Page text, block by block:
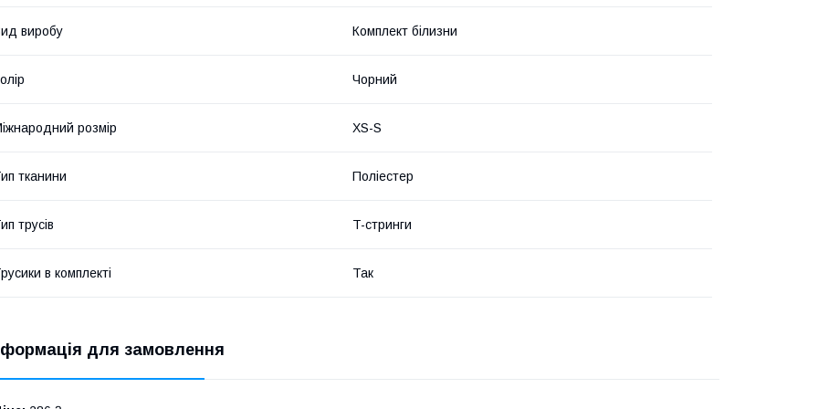
виробу Комплект білизни
Чорний
розмір XS-S
тканини Поліестер
трусів T-стринги
в комплекті Так
для замовлення